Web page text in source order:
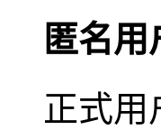
匿名用
正式用